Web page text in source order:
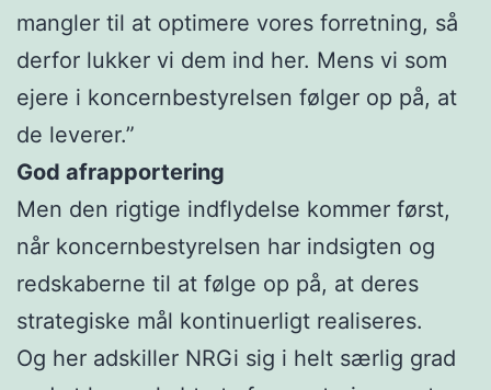
mangler til at optimere vores forretning, så
derfor lukker vi dem ind her. Mens vi som
ejere i koncernbestyrelsen følger op på, at
de leverer.”
God afrapportering
Men den rigtige indflydelse kommer først,
når koncernbestyrelsen har indsigten og
redskaberne til at følge op på, at deres
strategiske mål kontinuerligt realiseres.
Og her adskiller NRGi sig i helt særlig grad